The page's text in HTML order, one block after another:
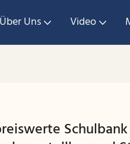
Über Uns Video